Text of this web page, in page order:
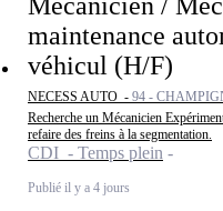
Mécanicien /
maintenance
véhicul (H/F)
NECESS AUTO - 94 -
Recherche un Mécanicien
refaire des freins à la segmentation.
CDI - Temps plein
Publié il y a 4 jours